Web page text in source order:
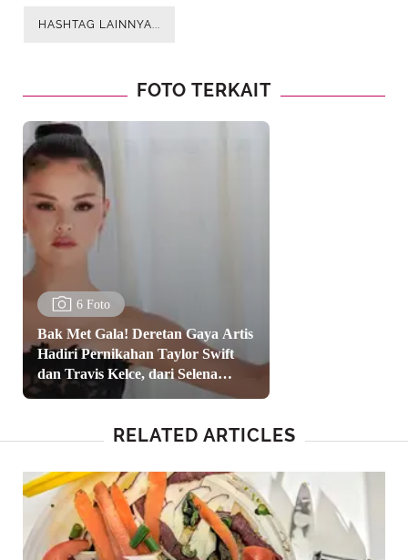
HASHTAG LAINNYA...
FOTO TERKAIT
6 Foto
Bak Met Gala! Deretan Gaya Artis
Hadiri Pernikahan Taylor Swift
dan Travis Kelce, dari Selena
Gomez hingga Gigi Hadid
RELATED ARTICLES